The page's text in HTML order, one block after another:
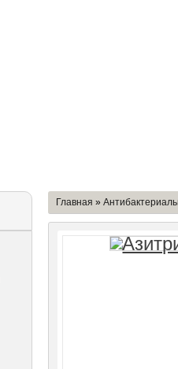
Главная »